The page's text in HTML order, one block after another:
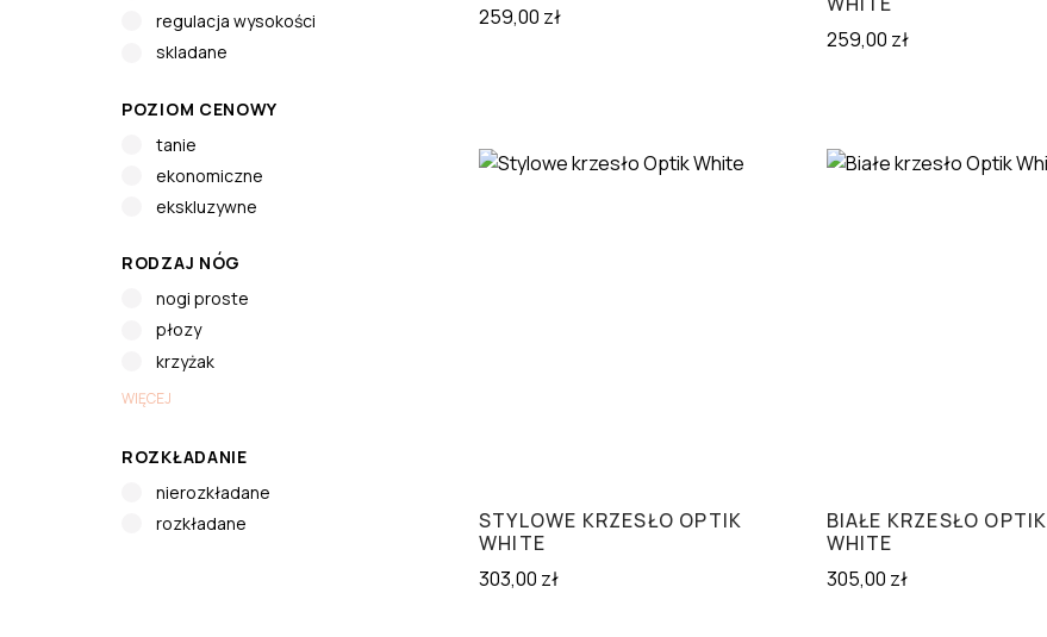
regulacja wysokości
skladane
POZIOM CENOWY
tanie
ekonomiczne
ekskluzywne
RODZAJ NÓG
nogi proste
płozy
krzyżak
WIĘCEJ
ROZKŁADANIE
nierozkładane
rozkładane
259,00 zł
259,00 zł
STYLOWE KRZESŁO OPTIK
WHITE
303,00 zł
BIAŁE KRZESŁO OPTIK
WHITE
305,00 zł